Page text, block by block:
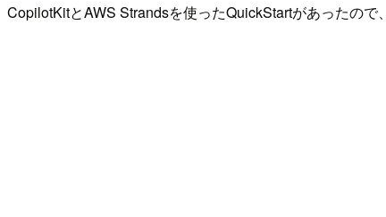
CopilotKitとAWS Strandsを使ったQuickStartがあったの